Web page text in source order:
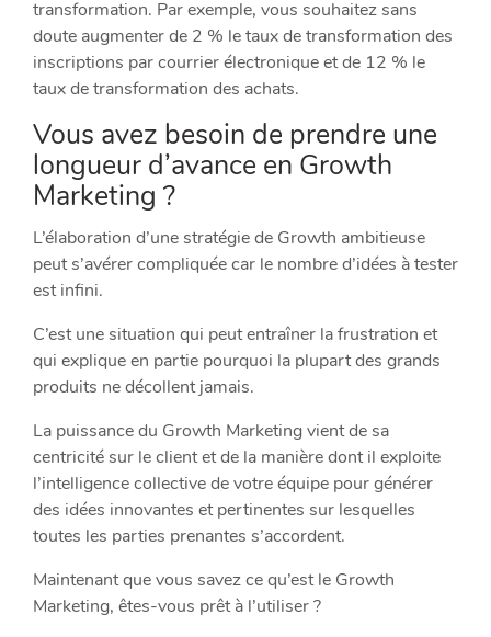
transformation. Par exemple, vous souhaitez sans
doute augmenter de 2 % le taux de transformation des
inscriptions par courrier électronique et de 12 % le
taux de transformation des achats.
Vous avez besoin de prendre une
longueur d’avance en Growth
Marketing ?​
L’élaboration d’une stratégie de Growth ambitieuse
peut s’avérer compliquée car le nombre d’idées à tester
est infini.
C’est une situation qui peut entraîner la frustration et
qui explique en partie pourquoi la plupart des grands
produits ne décollent jamais.
La puissance du Growth Marketing vient de sa
centricité sur le client et de la manière dont il exploite
l’intelligence collective de votre équipe pour générer
des idées innovantes et pertinentes sur lesquelles
toutes les parties prenantes s’accordent.
Maintenant que vous savez ce qu’est le Growth
Marketing, êtes-vous prêt à l’utiliser ?